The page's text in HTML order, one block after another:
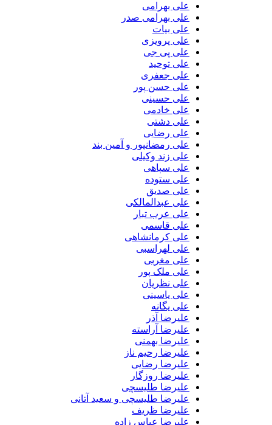
علی بهرامی
علی بهرامی صدر
علی بیات
علی پرویزی
علی پی جی
علی توحید
علی جعفری
علی حسن پور
علی حسینی
علی خادمی
علی دشتی
علی رضایی
علی رمضانپور و آمین بند
علی زند وکیلی
علی سپاهی
علی ستوده
علی صدیق
علی عبدالمالکی
علی عرب تبار
علی قاسمی
علی کرمانشاهی
علی لهراسبی
علی مغربی
علی ملک پور
علی نظریان
علی یاسینی
علی یگانه
علیرضا آذر
علیرضا آراسته
علیرضا بهمنی
علیرضا رحیم ناز
علیرضا رضایی
علیرضا روزگار
علیرضا طلیسچی
علیرضا طلیسچی و سعید آتانی
علیرضا ظریف
علیرضا عباس زاده